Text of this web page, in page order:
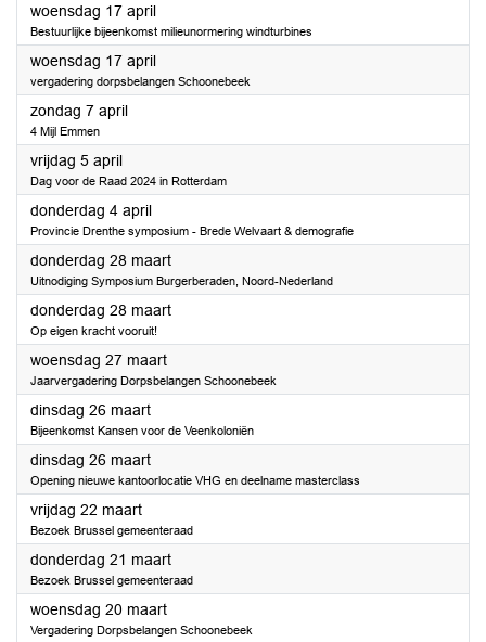
woensdag 17 april2024
Bestuurlijke bijeenkomst milieunormering windturbines
woensdag 17 april2024
vergadering dorpsbelangen Schoonebeek
zondag 7 april2024
4 Mijl Emmen
vrijdag 5 april2024
Dag voor de Raad 2024 in Rotterdam
donderdag 4 april2024
Provincie Drenthe symposium - Brede Welvaart & demografie
donderdag 28 maart2024
Uitnodiging Symposium Burgerberaden, Noord-Nederland
donderdag 28 maart2024
Op eigen kracht vooruit!
woensdag 27 maart2024
Jaarvergadering Dorpsbelangen Schoonebeek
dinsdag 26 maart2024
Bijeenkomst Kansen voor de Veenkoloniën
dinsdag 26 maart2024
Opening nieuwe kantoorlocatie VHG en deelname masterclass
vrijdag 22 maart2024
Bezoek Brussel gemeenteraad
donderdag 21 maart2024
Bezoek Brussel gemeenteraad
woensdag 20 maart2024
Vergadering Dorpsbelangen Schoonebeek